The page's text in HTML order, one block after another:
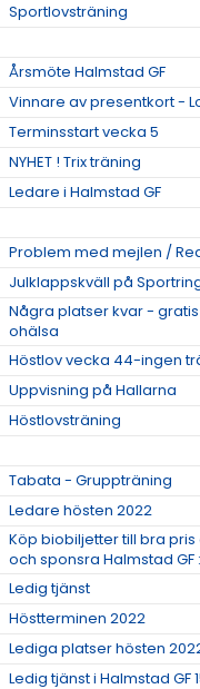
Sportlovsträning
Årsmöte Halmstad GF
Vinnare av presentkort -
Terminsstart vecka 5
NYHET ! Trix träning
Ledare i Halmstad GF
Problem med mejlen /
Julklappskväll på
Några platser kvar -
ohälsa
Höstlov vecka 44-ingen
Uppvisning på Hallarna
Höstlovsträning
Tabata - Gruppträning
Ledare hösten 2022
Köp biobiljetter till bra
och sponsra Halmstad GF
Ledig tjänst
Höstterminen 2022
Lediga platser hösten
Ledig tjänst i Halmstad GF